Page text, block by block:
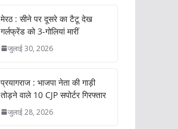
मेरठ : सीने पर दूसरे का टैटू देख
गर्लफ्रेंड को 3-गोलियां मारीं
जुलाई 30, 2026
प्रयागराज : भाजपा नेता की गाड़ी
तोड़ने वाले 10 CJP सपोर्टर गिरफ्तार
जुलाई 28, 2026